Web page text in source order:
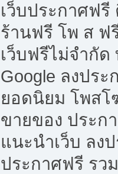
เว็บประกาศฟ
ร้านฟรี โพ ส ฟ
เว็บฟรีไม่จำกัด
Google ลงประ
ยอดนิยม โพส
ขายของ ประก
แนะนำเว็บ ลง
ประกาศฟรี รว